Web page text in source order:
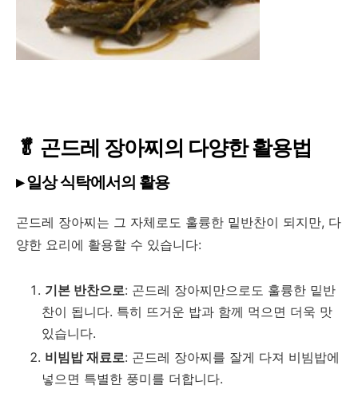
🥬 곤드레 장아찌의 다양한 활용법
▸ 일상 식탁에서의 활용
곤드레 장아찌는 그 자체로도 훌륭한 밑반찬이 되지만, 다
양한 요리에 활용할 수 있습니다:
기본 반찬으로: 곤드레 장아찌만으로도 훌륭한 밑반
찬이 됩니다. 특히 뜨거운 밥과 함께 먹으면 더욱 맛
있습니다.
비빔밥 재료로: 곤드레 장아찌를 잘게 다져 비빔밥에
넣으면 특별한 풍미를 더합니다.